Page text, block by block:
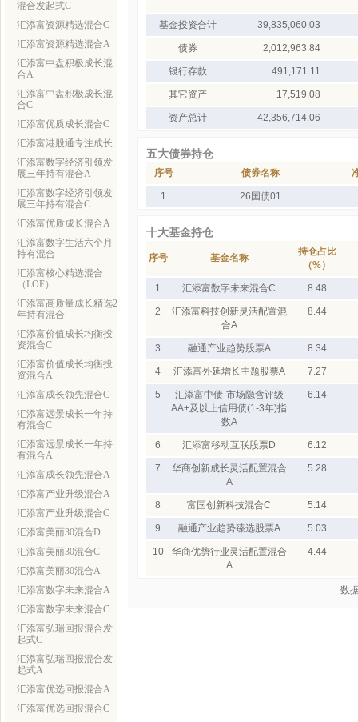
混合发起式C
汇添富资源精选混合C
汇添富资源精选混合A
汇添富中盘积极成长混
合A
汇添富中盘积极成长混
合C
汇添富优质成长混合C
汇添富港股通专注成长
汇添富数字经济引领发
展三年持有混合A
汇添富数字经济引领发
展三年持有混合C
汇添富优质成长混合A
汇添富数字生活六个月
持有混合
汇添富核心精选混合
（LOF）
汇添富高质量成长精选2
年持有混合
汇添富价值成长均衡投
资混合C
汇添富价值成长均衡投
资混合A
汇添富成长领先混合C
汇添富远景成长一年持
有混合C
汇添富远景成长一年持
有混合A
汇添富成长领先混合A
汇添富产业升级混合A
汇添富产业升级混合C
汇添富美丽30混合D
汇添富美丽30混合C
汇添富美丽30混合A
汇添富数字未来混合A
汇添富数字未来混合C
汇添富弘瑞回报混合发
起式C
汇添富弘瑞回报混合发
起式A
汇添富优选回报混合A
汇添富优选回报混合C
基金投资合计 39,835,060.03
债券 2,012,963.84
银行存款 491,171.11
其它资产 17,519.08
资产总计 42,356,714.06
五大债券持仓
序号 债券名称
1 26国债01
十大基金持仓
序号 基金名称
持仓占比
（%）
1 汇添富数字未来混合C 8.48
2
汇添富科技创新灵活配置混
合A
8.44
3 融通产业趋势股票A 8.34
4 汇添富外延增长主题股票A 7.27
5
汇添富中债-市场隐含评级
AA+及以上信用债(1-3年)指
数A
6.14
6 汇添富移动互联股票D 6.12
7
华商创新成长灵活配置混合
A
5.28
8 富国创新科技混合C 5.14
9 融通产业趋势臻选股票A 5.03
10
华商优势行业灵活配置混合
A
4.44
数